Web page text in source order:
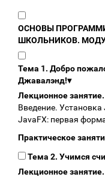
ОСНОВЫ
ШКОЛЬНИКОВ.
Тема 1. Добро
Джавалэнд!▾
Лекционное занятие.
Введение.
JavaFX: первая
Практическое
Тема 2. Учимся
Лекционное занятие.